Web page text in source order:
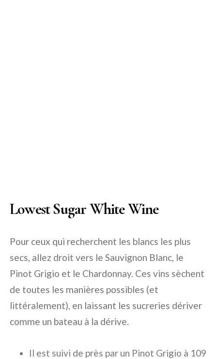
Lowest Sugar White Wine
Pour ceux qui recherchent les blancs les plus
secs, allez droit vers le Sauvignon Blanc, le
Pinot Grigio et le Chardonnay. Ces vins sèchent
de toutes les manières possibles (et
littéralement), en laissant les sucreries dériver
comme un bateau à la dérive.
Il est suivi de près par un Pinot Grigio à 109